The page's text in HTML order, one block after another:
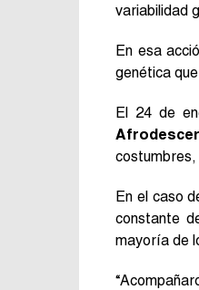
variabilidad
En esa
genética
El 24 de
En el caso
constante
mayoría de